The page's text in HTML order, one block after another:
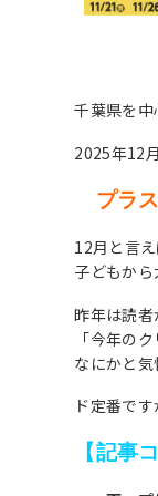
千葉県を
2025年12
プラス
12月と言え
子どもから
昨年は読
「今年の
なにかと
ド定番で
【記事